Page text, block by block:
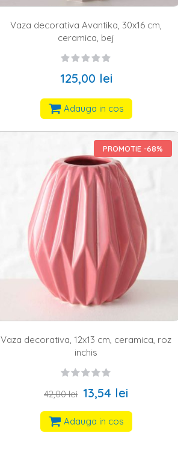
Vaza decorativa Avantika, 30x16 cm,
ceramica, bej
125,00 lei
Adauga in cos
PROMOTIE -68%
Vaza decorativa, 12x13 cm, ceramica, roz
inchis
42,00 lei 13,54 lei
Adauga in cos